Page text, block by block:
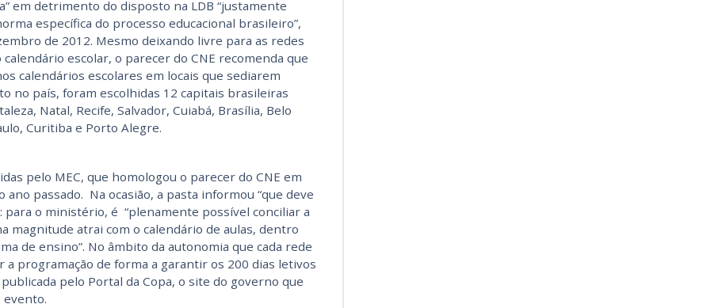
em detrimento do disposto na LDB “justamente
específica do processo educacional brasileiro”,
de 2012. Mesmo deixando livre para as redes
escolar, o parecer do CNE recomenda que
calendários escolares em locais que sediarem
no país, foram escolhidas 12 capitais brasileiras
Natal, Recife, Salvador, Cuiabá, Brasília, Belo
Curitiba e Porto Alegre.
pelo MEC, que homologou o parecer do CNE em
passado. Na ocasião, a pasta informou “que deve
para o ministério, é “plenamente possível conciliar a
magnitude atrai com o calendário de aulas, dentro
de ensino”. No âmbito da autonomia que cada rede
programação de forma a garantir os 200 dias letivos
pelo Portal da Copa, o site do governo que